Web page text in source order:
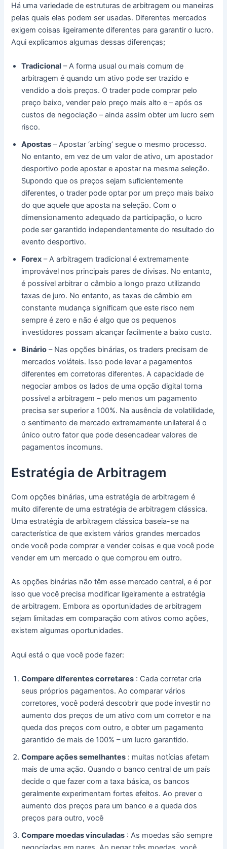
Há uma variedade de estruturas de arbitragem ou maneiras
pelas quais elas podem ser usadas. Diferentes mercados
exigem coisas ligeiramente diferentes para garantir o lucro.
Aqui explicamos algumas dessas diferenças;
Tradicional – A forma usual ou mais comum de
arbitragem é quando um ativo pode ser trazido e
vendido a dois preços. O trader pode comprar pelo
preço baixo, vender pelo preço mais alto e – após os
custos de negociação – ainda assim obter um lucro sem
risco.
Apostas – Apostar ‘arbing’ segue o mesmo processo.
No entanto, em vez de um valor de ativo, um apostador
desportivo pode apostar e apostar na mesma seleção.
Supondo que os preços sejam suficientemente
diferentes, o trader pode optar por um preço mais baixo
do que aquele que aposta na seleção. Com o
dimensionamento adequado da participação, o lucro
pode ser garantido independentemente do resultado do
evento desportivo.
Forex – A arbitragem tradicional é extremamente
improvável nos principais pares de divisas. No entanto,
é possível arbitrar o câmbio a longo prazo utilizando
taxas de juro. No entanto, as taxas de câmbio em
constante mudança significam que este risco nem
sempre é zero e não é algo que os pequenos
investidores possam alcançar facilmente a baixo custo.
Binário – Nas opções binárias, os traders precisam de
mercados voláteis. Isso pode levar a pagamentos
diferentes em corretoras diferentes.A capacidade de
negociar ambos os lados de uma opção digital torna
possível a arbitragem – pelo menos um pagamento
precisa ser superior a 100%. Na ausência de volatilidade,
o sentimento de mercado extremamente unilateral é o
único outro fator que pode desencadear valores de
pagamentos incomuns.
Estratégia de Arbitragem
Com opções binárias, uma estratégia de arbitragem é
muito diferente de uma estratégia de arbitragem clássica.
Uma estratégia de arbitragem clássica baseia-se na
característica de que existem vários grandes mercados
onde você pode comprar e vender coisas e que você pode
vender em um mercado o que comprou em outro.
As opções binárias não têm esse mercado central, e é por
isso que você precisa modificar ligeiramente a estratégia
de arbitragem. Embora as oportunidades de arbitragem
sejam limitadas em comparação com ativos como ações,
existem algumas oportunidades.
Aqui está o que você pode fazer:
Compare diferentes corretares : Cada corretar cria
seus próprios pagamentos. Ao comparar vários
corretores, você poderá descobrir que pode investir no
aumento dos preços de um ativo com um corretor e na
queda dos preços com outro, e obter um pagamento
garantido de mais de 100% – um lucro garantido.
Compare ações semelhantes : muitas notícias afetam
mais de uma ação. Quando o banco central de um país
decide o que fazer com a taxa básica, os bancos
geralmente experimentam fortes efeitos.Ao prever o
aumento dos preços para um banco e a queda dos
preços para outro, você
Compare moedas vinculadas : As moedas são sempre